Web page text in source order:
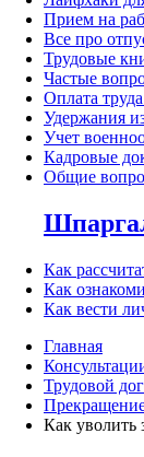
Прием на
Все про
Трудовые
Частые
Оплата
Удержания
Учет
Кадровые
Общие
Как
Как
Как вести
Главная
Трудовой
Как уволить